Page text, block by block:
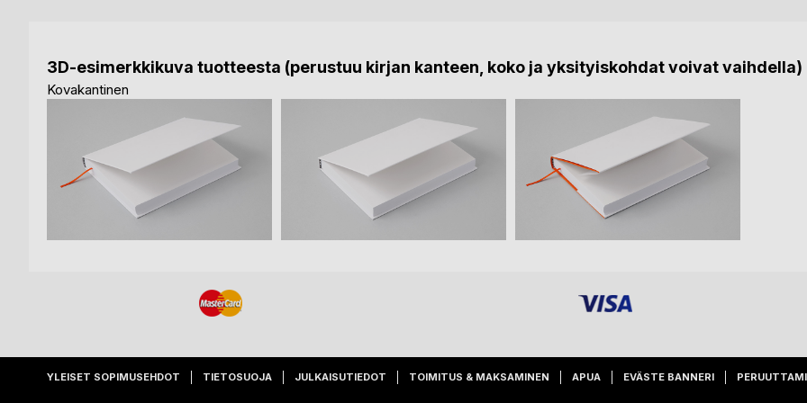
3D-esimerkkikuva tuotteesta (perustuu kirjan kanteen, koko ja yksityiskohdat voivat vaihdella)
Kovakantinen
YLEISET SOPIMUSEHDOT TIETOSUOJA JULKAISUTIEDOT TOIMITUS & MAKSAMINEN APUA EVÄSTE BANNERI